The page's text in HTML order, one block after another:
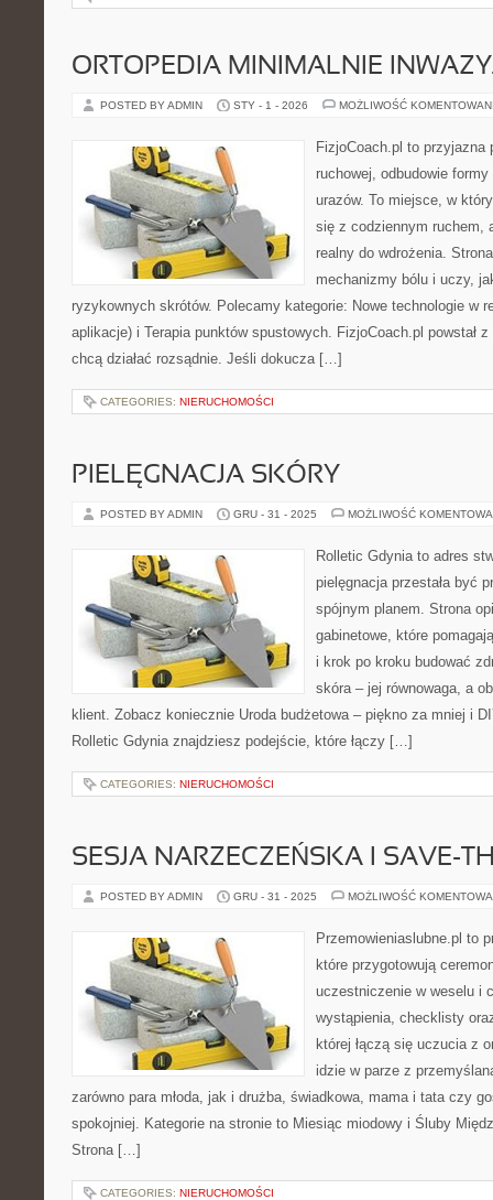
ORTOPEDIA MINIMALNIE
POSTED BY ADMIN STY - 1 - 2026 MOŻLIWOŚĆ
FizjoCoach.pl to przyjazna
ruchowej, odbudowie
urazów. To miejsce, w
się z codziennym ruchem,
realny do wdrożenia.
mechanizmy bólu i uczy,
ryzykownych skrótów. Polecamy kategorie: Nowe technologie w
aplikacje) i Terapia punktów spustowych. FizjoCoach.pl powstał
chcą działać rozsądnie. Jeśli dokucza […]
CATEGORIES: NIERUCHOMOŚCI
PIELĘGNACJA SKÓRY
POSTED BY ADMIN GRU - 31 - 2025 MOŻLIWOŚĆ
Rolletic Gdynia to adres
pielęgnacja przestała być
spójnym planem. Strona
gabinetowe, które
i krok po kroku budować
skóra – jej równowaga, a
klient. Zobacz koniecznie Uroda budżetowa – piękno za mniej i
Rolletic Gdynia znajdziesz podejście, które łączy […]
CATEGORIES: NIERUCHOMOŚCI
SESJA NARZECZEŃSKA I SAVE-
POSTED BY ADMIN GRU - 31 - 2025 MOŻLIWOŚĆ
Przemowieniaslubne.pl to
które przygotowują
uczestniczenie w weselu i
wystąpienia, checklisty
której łączą się uczucia z
idzie w parze z
zarówno para młoda, jak i drużba, świadkowa, mama i tata czy
spokojniej. Kategorie na stronie to Miesiąc miodowy i Śluby
Strona […]
CATEGORIES: NIERUCHOMOŚCI